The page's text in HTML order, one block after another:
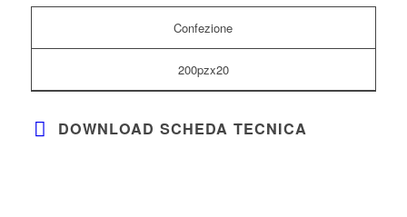
Confezione
200pzx20
DOWNLOAD SCHEDA TECNICA